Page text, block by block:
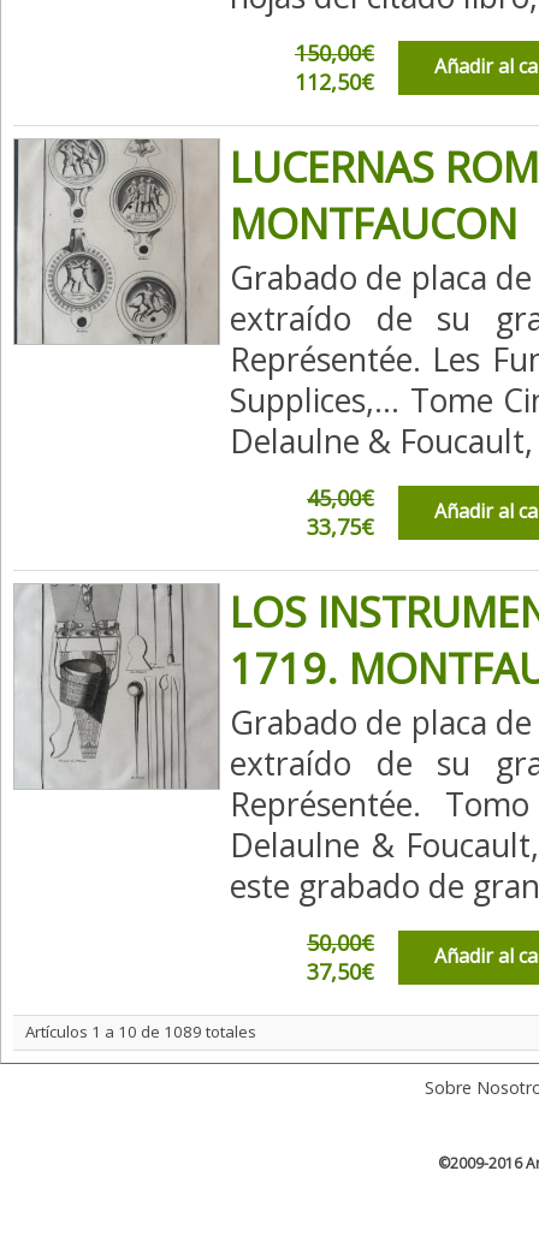
150,00€
112,50€
Añadir al
LUCERNAS
MONTFAUCON
Grabado de placa
extraído de su
Représentée. Les
Supplices,... Tome
Delaulne &
45,00€
33,75€
Añadir al
LOS
1719.
Grabado de placa
extraído de su
Représentée.
Delaulne &
este grabado de
50,00€
37,50€
Añadir al
Artículos 1 a 10 de 1089 totales
Sobre
©2009-2016